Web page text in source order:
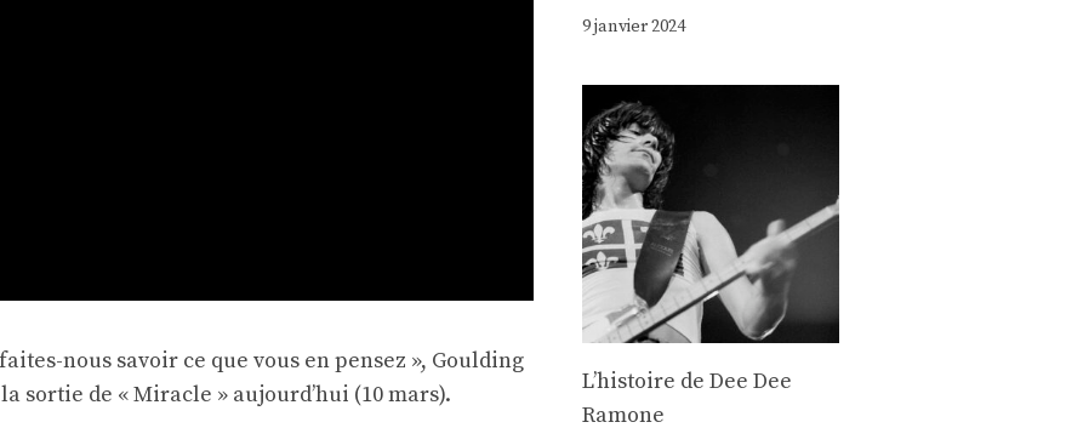
nous savoir ce que vous en pensez », Goulding
sortie de « Miracle » aujourd’hui (10 mars).
9 janvier 2024
Lʼhistoire de Dee Dee
Ramone